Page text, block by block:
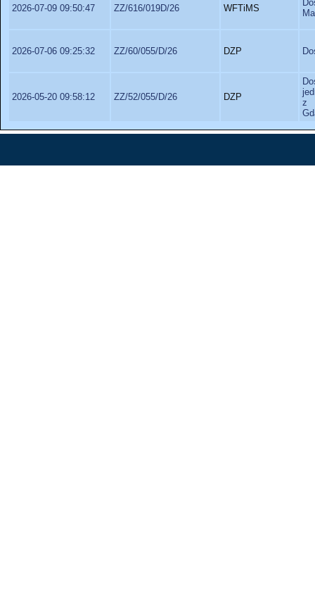
2026-07-09 09:50:47 ZZ/616/019D/26 WFTiMS
2026-07-06 09:25:32 ZZ/60/055/D/26 DZP
2026-05-20 09:58:12 ZZ/52/055/D/26 DZP
z